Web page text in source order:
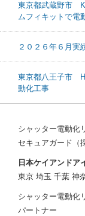
東京都武蔵野市
ムフィキットで電
２０２６年６月
東京都八王子市
動化工事
シャッター電動化
セキュアガード（
日本ケイアンドア
東京 埼玉 千葉 神
シャッター電動化
パートナー